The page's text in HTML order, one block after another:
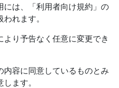
には、「利用者向け規約」の
れます。
り予告なく任意に変更でき
容に同意しているものとみ
ます。